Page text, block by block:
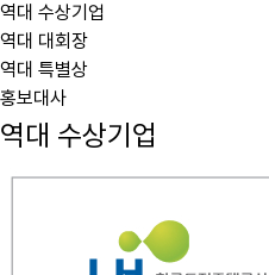
역대 수상기업
역대 대회장
역대 특별상
홍보대사
역대 수상기업